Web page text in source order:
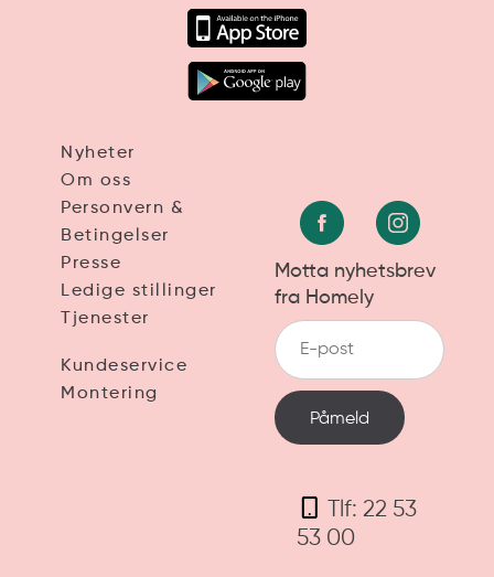
Nyheter
Om oss
Personvern &
Betingelser
Presse
Ledige stillinger
Tjenester
Kundeservice
Montering
Motta nyhetsbrev
fra Homely
Tlf: 22 53
53 00